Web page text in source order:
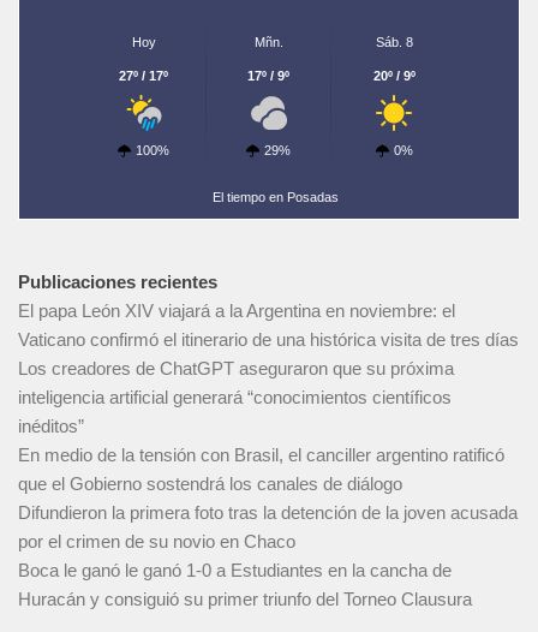
Hoy
27º / 17º
100%
Mñn.
17º / 9º
29%
Sáb. 8
20º / 9º
0%
El tiempo en Posadas
Publicaciones recientes
El papa León XIV viajará a la Argentina en noviembre: el
Vaticano confirmó el itinerario de una histórica visita de tres días
Los creadores de ChatGPT aseguraron que su próxima
inteligencia artificial generará “conocimientos científicos
inéditos”
En medio de la tensión con Brasil, el canciller argentino ratificó
que el Gobierno sostendrá los canales de diálogo
Difundieron la primera foto tras la detención de la joven acusada
por el crimen de su novio en Chaco
Boca le ganó le ganó 1-0 a Estudiantes en la cancha de
Huracán y consiguió su primer triunfo del Torneo Clausura